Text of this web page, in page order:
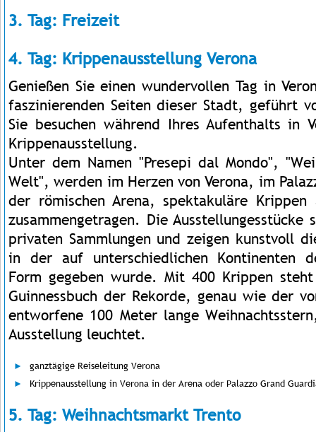
3. Tag: Freizeit
4. Tag: Krippenausstellung Verona
Genießen Sie einen wundervollen Tag in
faszinierenden Seiten dieser Stadt, geführt
Sie besuchen während Ihres Aufenthalts in
Krippenausstellung.
Unter dem Namen "Presepi dal Mondo",
Welt", werden im Herzen von Verona, im
der römischen Arena, spektakuläre
zusammengetragen. Die Ausstellungesstücke
privaten Sammlungen und zeigen kunstvoll
in der auf unterschiedlichen Kontinenten
Form gegeben wurde. Mit 400 Krippen
Guinnessbuch der Rekorde, genau wie der
entworfene 100 Meter lange
Ausstellung leuchtet.
ganztägige Reiseleitung Verona
Krippenausstellung in Verona in der Arena oder Palazzo Grand
5. Tag: Weihnachtsmarkt Trento